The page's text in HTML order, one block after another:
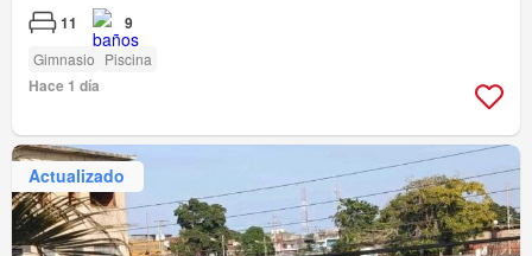
11 9
Gimnasio Piscina
Hace 1 día
Actualizado